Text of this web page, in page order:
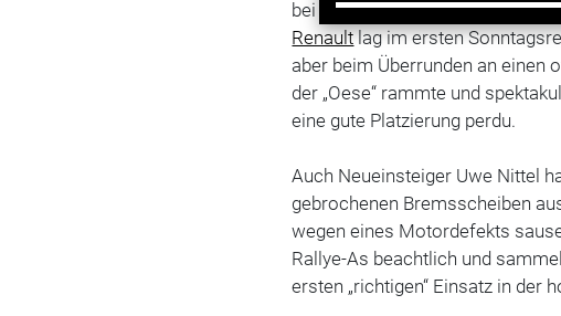
bei und gewann das zweite
Renaultlag im ersten
aber beim Überrunden an einen
der „Oese“ rammte und
eine gute Platzierung perdu.
Auch Neueinsteiger Uwe Nittel
gebrochenen Bremsscheiben
wegen eines Motordefekts
Rallye-As beachtlich und
ersten „richtigen“ Einsatz in der